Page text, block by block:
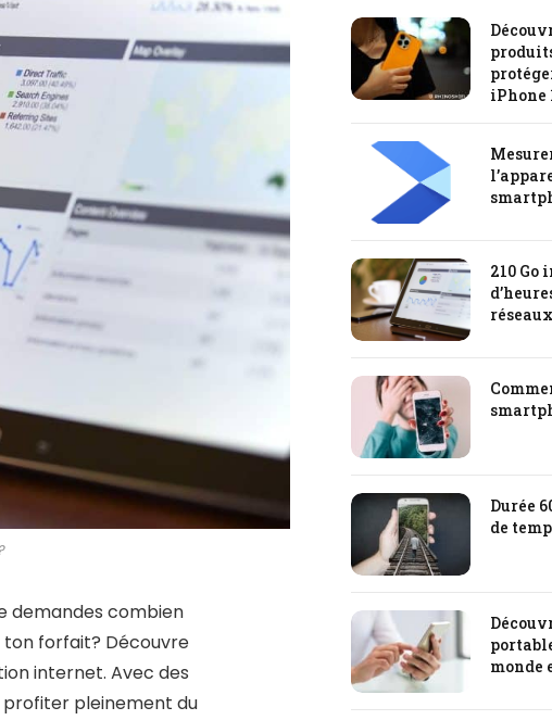
demandes combien
ton forfait? Découvre
internet. Avec des
pleinement du
iPhone
210 Go
Durée
de
monde